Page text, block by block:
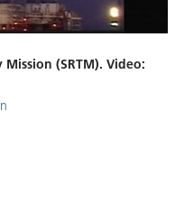
(SRTM). Video: